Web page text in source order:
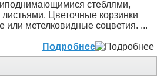
стеблями,
Цветочные корзинки
или метелковидные соцветия. ...
Подробнее